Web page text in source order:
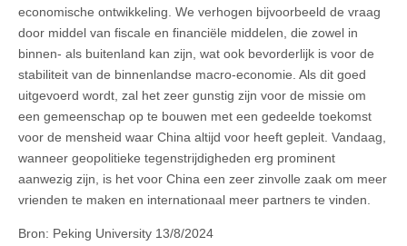
economische ontwikkeling. We verhogen bijvoorbeeld de vraag
door middel van fiscale en financiële middelen, die zowel in
binnen- als buitenland kan zijn, wat ook bevorderlijk is voor de
stabiliteit van de binnenlandse macro-economie. Als dit goed
uitgevoerd wordt, zal het zeer gunstig zijn voor de missie om
een gemeenschap op te bouwen met een gedeelde toekomst
voor de mensheid waar China altijd voor heeft gepleit. Vandaag,
wanneer geopolitieke tegenstrijdigheden erg prominent
aanwezig zijn, is het voor China een zeer zinvolle zaak om meer
vrienden te maken en internationaal meer partners te vinden.
Bron: Peking University 13/8/2024